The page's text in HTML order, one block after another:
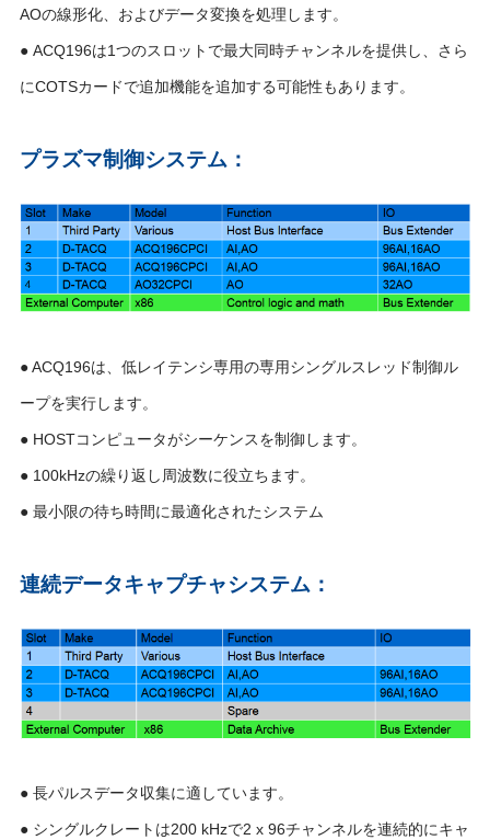
AOの線形化、およびデータ変換を処理します。
● ACQ196は1つのスロットで最大同時チャンネルを提供し、さら
にCOTSカードで追加機能を追加する可能性もあります。
プラズマ制御システム：
● ACQ196は、低レイテンシ専用の専用シングルスレッド制御ル
ープを実行します。
● HOSTコンピュータがシーケンスを制御します。
● 100kHzの繰り返し周波数に役立ちます。
● 最小限の待ち時間に最適化されたシステム
連続データキャプチャシステム：
● 長パルスデータ収集に適しています。
● シングルクレートは200 kHzで2 x 96チャンネルを連続的にキャ